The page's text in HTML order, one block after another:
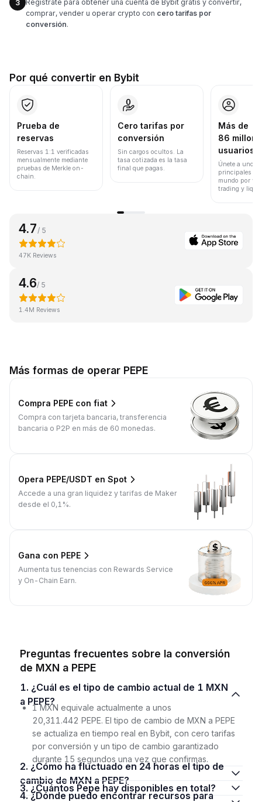
3
Regístrate para obtener una cuenta de Bybit gratis y convertir,
comprar, vender u operar crypto con cero tarifas por
conversión.
Por qué convertir en Bybit
Prueba de
reservas
Reservas 1:1 verificadas
mensualmente mediante
pruebas de Merkle on-
chain.
Cero tarifas por
conversión
Sin cargos ocultos. La
tasa cotizada es la tasa
final que pagas.
Más de
86
usuarios
Únete a uno
principales
mundo por
trading y
4.7 / 5
47K Reviews
4.6/ 5
1.4M Reviews
Más formas de operar PEPE
Compra PEPE con fiat
Compra con tarjeta bancaria, transferencia
bancaria o P2P en más de 60 monedas.
Opera PEPE/USDT en Spot
Accede a una gran liquidez y tarifas de Maker
desde el 0,1%.
Gana con PEPE
Aumenta tus tenencias con Rewards Service
y On-Chain Earn.
Preguntas frecuentes sobre la conversión
de MXN a PEPE
1. ¿Cuál es el tipo de cambio actual de 1 MXN
a PEPE?
1 MXN equivale actualmente a unos
20,311.442 PEPE. El tipo de cambio de MXN a PEPE
se actualiza en tiempo real en Bybit, con cero tarifas
por conversión y un tipo de cambio garantizado
durante 15 segundos una vez que confirmas.
2. ¿Cómo ha fluctuado en 24 horas el tipo de
cambio de MXN a PEPE?
3. ¿Cuántos Pepe hay disponibles en total?
4. ¿Dónde puedo encontrar recursos para